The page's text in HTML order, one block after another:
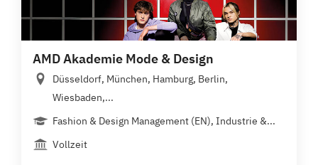
AMD Akademie Mode & Design
Düsseldorf, München, Hamburg, Berlin,
Wiesbaden,...
Fashion & Design Management (EN), Industrie &...
Vollzeit